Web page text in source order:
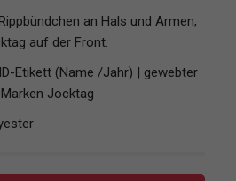
an Hals und Armen,
auf der Front.
Etikett (Name /Jahr) | gewebter
Jocktag